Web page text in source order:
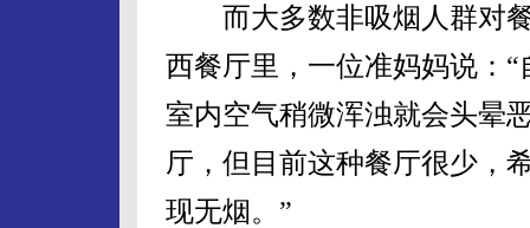
而大多数非吸烟人群对餐
西餐厅里，一位准妈妈说：
室内空气稍微浑浊就会头晕
厅，但目前这种餐厅很少，
现无烟。”